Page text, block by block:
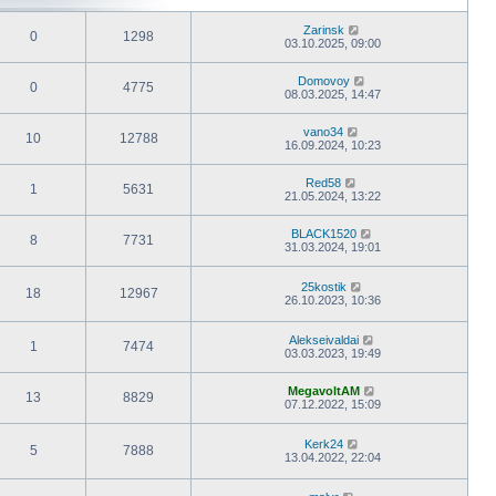
0 1298
Zarinsk
03.10.2025, 09:00
0 4775
Domovoy
08.03.2025, 14:47
10 12788
vano34
16.09.2024, 10:23
1 5631
Red58
21.05.2024, 13:22
8 7731
BLACK1520
31.03.2024, 19:01
18 12967
25kostik
26.10.2023, 10:36
1 7474
Alekseivaldai
03.03.2023, 19:49
13 8829
MegavoltAM
07.12.2022, 15:09
5 7888
Kerk24
13.04.2022, 22:04